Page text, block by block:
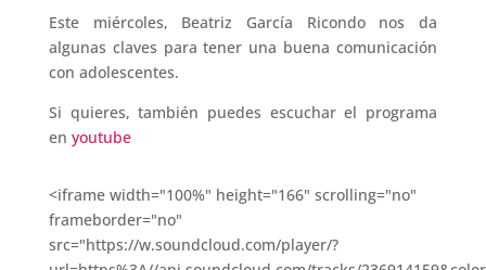
Este miércoles, Beatriz García Ricondo nos da
algunas claves para tener una buena comunicación
con adolescentes.
Si quieres, también puedes escuchar el programa
en youtube
<iframe width="100%" height="166" scrolling="no"
frameborder="no"
src="https://w.soundcloud.com/player/?